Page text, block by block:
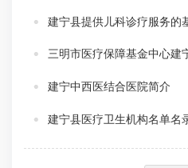
建宁县提供儿科诊疗服务的
三明市医疗保障基金中心建
建宁中西医结合医院简介
建宁县医疗卫生机构名单名